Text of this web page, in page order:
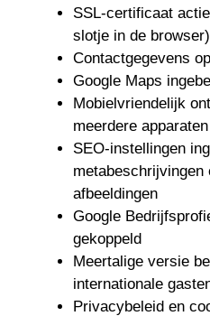
SSL-certificaat
slotje in de browser)
Contactgegevens
Google Maps
Mobielvriendelijk
meerdere apparaten
SEO-instellingen
metabeschrijvingen
afbeeldingen
Google
gekoppeld
Meertalige versie
internationale
Privacybeleid en